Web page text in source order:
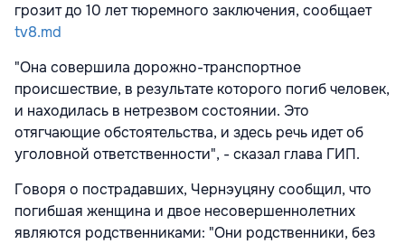
грозит до 10 лет тюремного заключения, сообщает
tv8.md
"Она совершила дорожно-транспортное
происшествие, в результате которого погиб человек,
и находилась в нетрезвом состоянии. Это
отягчающие обстоятельства, и здесь речь идет об
уголовной ответственности", - сказал глава ГИП.
Говоря о пострадавших, Чернэуцяну сообщил, что
погибшая женщина и двое несовершеннолетних
являются родственниками: "Они родственники, без